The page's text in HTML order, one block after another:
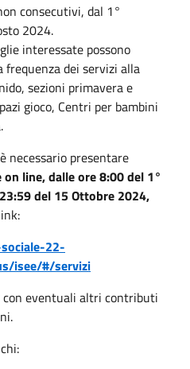
consecutivi, dal 1°
2024.
interessate possono
frequenza dei servizi alla
sezioni primavera e
gioco, Centri per bambini
necessario presentare
line, dalle ore 8:00 del 1°
del 15 Ottobre 2024,
22-
isee/#/servizi
eventuali altri contributi